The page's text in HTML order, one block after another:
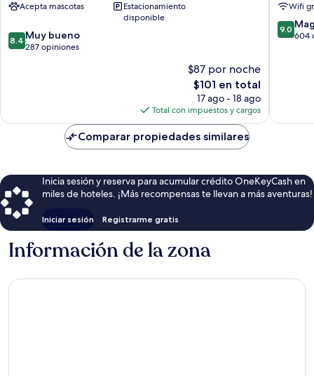
PlzenAcepta mascotas
Estacionamiento
disponible
8.4
de
8.4 Muy bueno
287 opiniones
$87 por noche
El
precio
actual
es
de
$101
$101 en total
17 ago - 18 ago
Total con impuestos y cargos
antiguo
de
Pilsen
Wifi
9.0
de
9.0
604
Comparar propiedades similares
Inicia sesión y reserva para acumular crédito OneKeyCash en
miles de hoteles. ¡Más recompensas te llevan a más aventuras!
Iniciar sesión Registrarme gratis
Información de la zona